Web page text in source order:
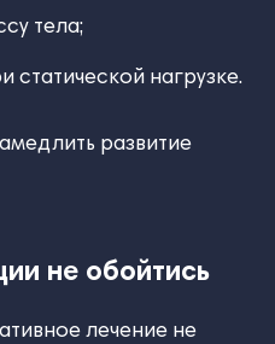
тела;
статической нагрузке.
развитие
не обойтись
лечение не